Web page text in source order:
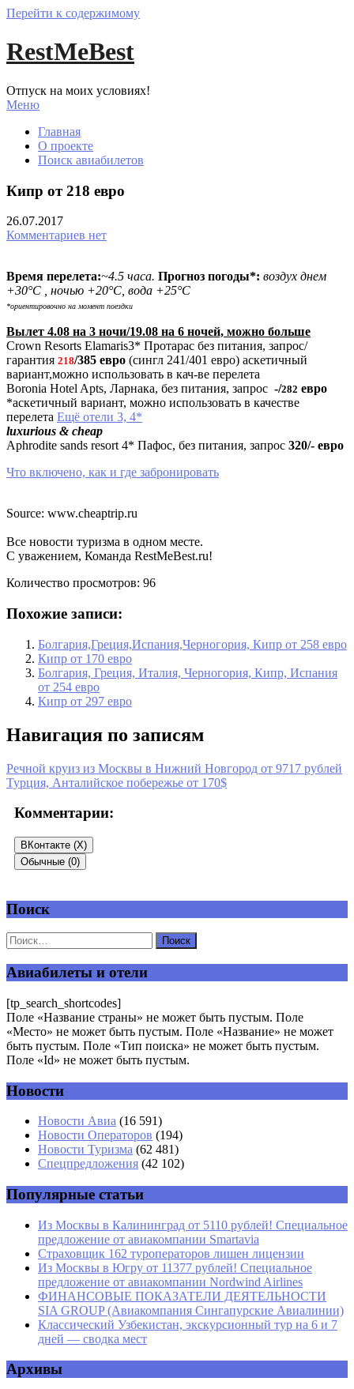
Перейти к содержимому
RestMeBest
Отпуск на моих условиях!
Меню
Главная
О проекте
Поиск авиабилетов
Кипр от 218 евро
26.07.2017
Комментариев нет
Время перелета:~4.5 часа. Прогноз погоды*: воздух днем
+30°С , ночью +20°С, вода +25°С
*ориентировочно на момент поездки
Вылет 4.08 на 3 ночи/19.08 на 6 ночей, можно больше
Crown Resorts Elamaris3* Протарас без питания, запрос/
гарантия 218/385 евро (сингл 241/401 евро) аскетичный
вариант,можно использовать в кач-ве перелета
Boronia Hotel Apts, Ларнака, без питания, запрос -/282 евро
*аскетичный вариант, можно использовать в качестве
перелета Ещё отели 3, 4*
luxurious & cheap
Aphrodite sands resort 4* Пафос, без питания, запрос 320/- евро
Что включено, как и где забронировать
Source: www.cheaptrip.ru
Все новости туризма в одном месте.
С уважением, Команда RestMeBest.ru!
Количество просмотров: 96
Похожие записи:
Болгария,Греция,Испания,Черногория, Кипр от 258 евро
Кипр от 170 евро
Болгария, Греция, Италия, Черногория, Кипр, Испания
от 254 евро
Кипр от 297 евро
Навигация по записям
Речной круиз из Москвы в Нижний Новгород от 9717 рублей
Турция, Анталийское побережье от 170$
Комментарии:
ВКонтакте (X)
Обычные (0)
Добавить комментарий
Ваш адрес email не будет опубликован.
Имя *
Email*
Поиск
Авиабилеты и отели
[tp_search_shortcodes]
Поле «Название страны» не может быть пустым. Поле
«Место» не может быть пустым. Поле «Название» не может
быть пустым. Поле «Тип поиска» не может быть пустым.
Поле «Id» не может быть пустым.
Новости
Новости Авиа (16 591)
Новости Операторов (194)
Новости Туризма (62 481)
Спецпредложения (42 102)
Популярные статьи
Из Москвы в Калининград от 5110 рублей! Специальное
предложение от авиакомпании Smartavia
Страховщик 162 туроператоров лишен лицензии
Из Москвы в Югру от 11377 рублей! Специальное
предложение от авиакомпании Nordwind Airlines
ФИНАНСОВЫЕ ПОКАЗАТЕЛИ ДЕЯТЕЛЬНОСТИ
SIA GROUP (Авиакомпания Сингапурские Авиалинии)
Классический Узбекистан, экскурсионный тур на 6 и 7
дней — сводка мест
Архивы